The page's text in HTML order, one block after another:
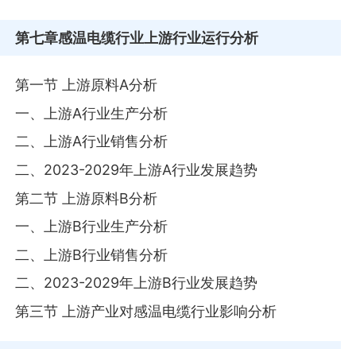
第七章感温电缆行业上游行业运行分析
第一节 上游原料A分析
一、上游A行业生产分析
二、上游A行业销售分析
二、2023-2029年上游A行业发展趋势
第二节 上游原料B分析
一、上游B行业生产分析
二、上游B行业销售分析
二、2023-2029年上游B行业发展趋势
第三节 上游产业对感温电缆行业影响分析